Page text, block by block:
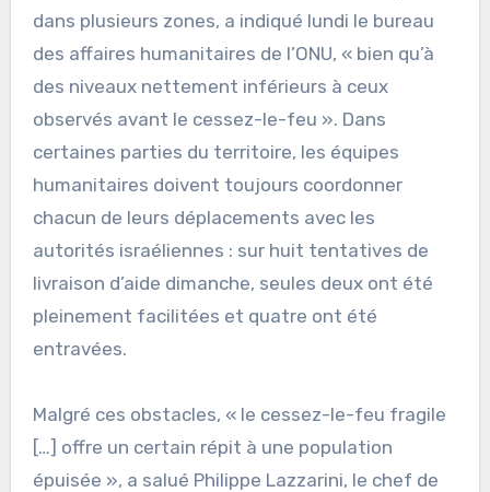
dans plusieurs zones, a indiqué lundi le bureau
des affaires humanitaires de l’ONU, « bien qu’à
des niveaux nettement inférieurs à ceux
observés avant le cessez-le-feu ». Dans
certaines parties du territoire, les équipes
humanitaires doivent toujours coordonner
chacun de leurs déplacements avec les
autorités israéliennes : sur huit tentatives de
livraison d’aide dimanche, seules deux ont été
pleinement facilitées et quatre ont été
entravées.
Malgré ces obstacles, « le cessez-le-feu fragile
[…] offre un certain répit à une population
épuisée », a salué Philippe Lazzarini, le chef de